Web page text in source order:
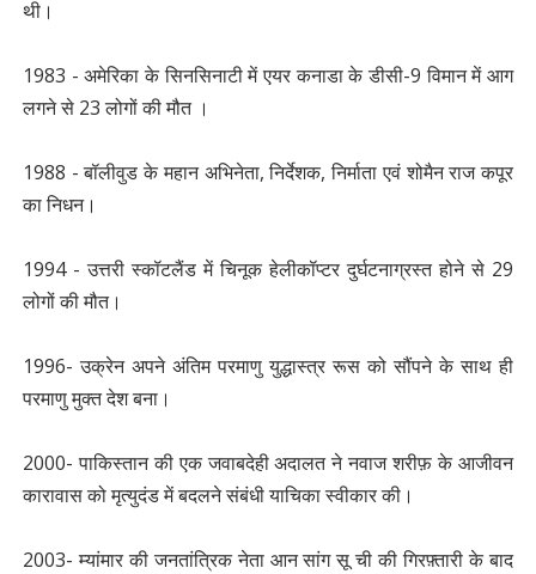
थी।
1983 - अमेरिका के सिनसिनाटी में एयर कनाडा के डीसी-9 विमान में आग
लगने से 23 लोगों की मौत ।
1988 - बॉलीवुड के महान अभिनेता, निर्देशक, निर्माता एवं शोमैन राज कपूर
का निधन।
1994 - उत्तरी स्कॉटलैंड में चिनूक हेलीकॉप्टर दुर्घटनाग्रस्त होने से 29
लोगों की मौत।
1996- उक्रेन अपने अंतिम परमाणु युद्धास्त्र रूस को सौंपने के साथ ही
परमाणु मुक्त देश बना।
2000- पाकिस्तान की एक जवाबदेही अदालत ने नवाज शरीफ़ के आजीवन
कारावास को मृत्युदंड में बदलने संबंधी याचिका स्वीकार की।
2003- म्यांमार की जनतांत्रिक नेता आन सांग सू ची की गिरफ़्तारी के बाद